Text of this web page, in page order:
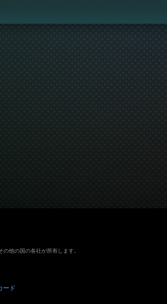
他の国の各社が所有します。
ード